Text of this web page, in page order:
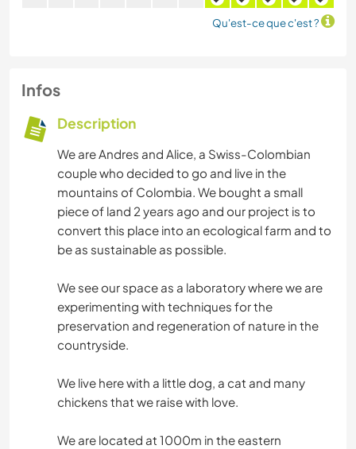
Qu'est-ce que c'est ?
Infos
Description
We are Andres and Alice, a Swiss-Colombian
couple who decided to go and live in the
mountains of Colombia. We bought a small
piece of land 2 years ago and our project is to
convert this place into an ecological farm and to
be as sustainable as possible.
We see our space as a laboratory where we are
experimenting with techniques for the
preservation and regeneration of nature in the
countryside.
We live here with a little dog, a cat and many
chickens that we raise with love.
We are located at 1000m in the eastern